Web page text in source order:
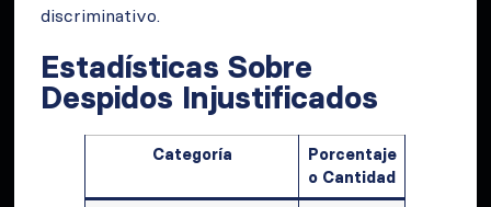
discriminativo.
Estadísticas Sobre
Despidos Injustificados
Categoría
Porcentaje
o Cantidad